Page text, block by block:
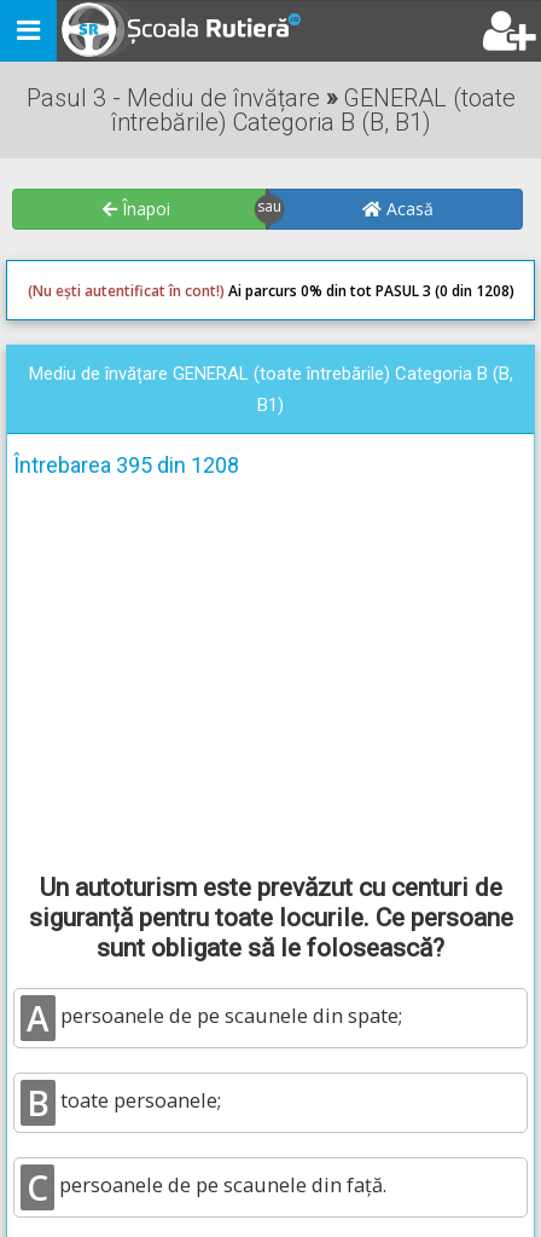
Toggle
navigation
Pasul 3 - Mediu de învățare »GENERAL (toate
întrebările) Categoria B (B, B1)
Înapoi Acasă
(Nu ești autentificat în cont!) Ai parcurs 0% din tot PASUL 3 (0 din 1208)
0
Mediu de învățare GENERAL (toate întrebările) Categoria B (B,
B1)
Întrebarea 395 din 1208
Un autoturism este prevăzut cu centuri de
siguranță pentru toate locurile. Ce persoane
sunt obligate să le folosească?
A persoanele de pe scaunele din spate;
B toate persoanele;
C persoanele de pe scaunele din față.